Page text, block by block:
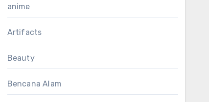
anime
Artifacts
Beauty
Bencana Alam